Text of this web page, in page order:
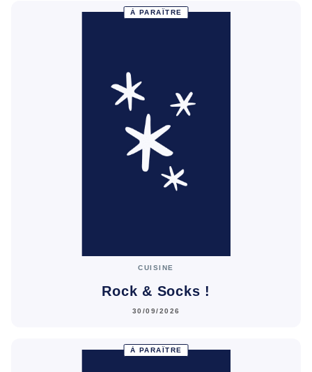
À PARAÎTRE
CUISINE
Rock & Socks !
30/09/2026
À PARAÎTRE